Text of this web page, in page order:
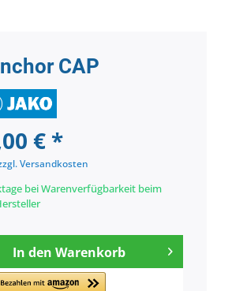
CAP
€ *
Versandkosten
bei Warenverfügbarkeit beim
In den Warenkorb